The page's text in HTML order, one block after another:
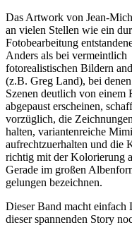
Das Artwork von Jean-
an vielen Stellen wie ein
Fotobearbeitung
Anders als bei vermeintlich
fotorealistischen Bildern
(z.B. Greg Land), bei
Szenen deutlich von einem
abgepaust erscheinen,
vorzüglich, die
halten, variantenreiche
aufrechtzuerhalten und die
richtig mit der Kolorierung
Gerade im großen
gelungen bezeichnen.
Dieser Band macht einfach
dieser spannenden Story